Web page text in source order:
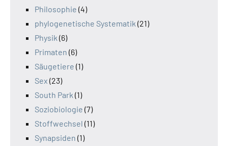
Philosophie (4)
phylogenetische Systematik (21)
Physik (6)
Primaten (6)
Säugetiere (1)
Sex (23)
South Park (1)
Soziobiologie (7)
Stoffwechsel (11)
Synapsiden (1)